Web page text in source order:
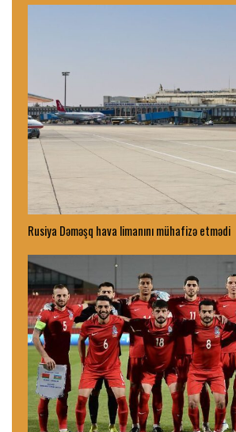
Rusiya Dəməşq hava limanını mühafizə etmədi